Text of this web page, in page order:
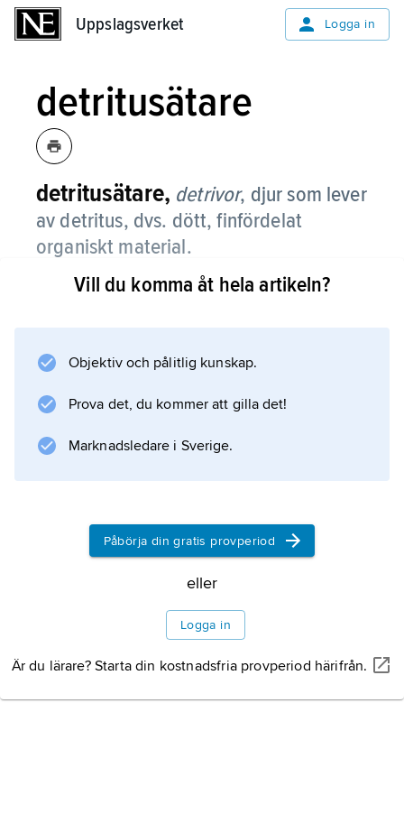
Uppslagsverket Logga in
detritusätare
detritusätare, detrivor, djur som lever
av detritus, dvs. dött, finfördelat
organiskt material.
I synnerhet många ryggradslösa djur lever av
detritushaltigt sediment (t.ex. ringmaskar och
sifoner (t.ex. musslor), genom uppsamling på
tentakler (t.ex. vissa havsborstmaskar) eller
med hjälp av finmaskiga fångstnät (t.ex.
Information om artikeln
Vill du komma åt hela artikeln?
Objektiv och pålitlig kunskap.
Prova det, du kommer att gilla det!
Marknadsledare i Sverige.
Påbörja din gratis provperiod
eller
Logga in
Är du lärare? Starta din kostnadsfria provperiod härifrån.